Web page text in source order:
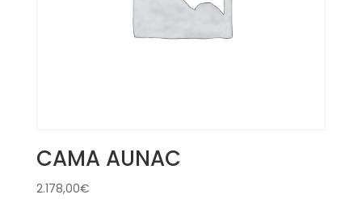
CAMA AUNAC
2.178,00€